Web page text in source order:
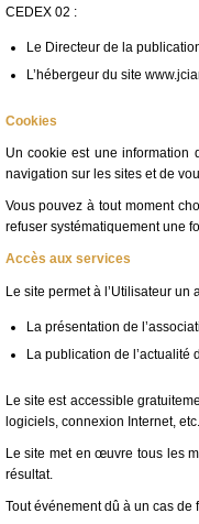
CEDEX 02 :
Le Directeur de la
L’hébergeur du site
Cookies
Un cookie est une information
navigation sur les sites et de
Vous pouvez à tout moment
refuser systématiquement une
Accès aux services
Le site permet à l’Utilisateur un
La présentation de
La publication de l’actualité
Le site est accessible
logiciels, connexion Internet,
Le site met en œuvre tous les
résultat.
Tout événement dû à un cas